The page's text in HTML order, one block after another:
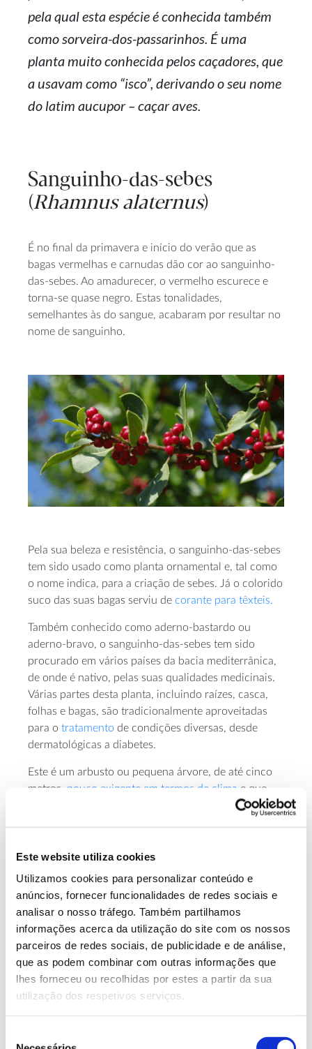
Este website utiliza cookies
Utilizamos cookies para personalizar conteúdo e
anúncios, fornecer funcionalidades de redes sociais e
analisar o nosso tráfego. Também partilhamos
informações acerca da utilização do site com os nossos
parceiros de redes sociais, de publicidade e de análise,
que as podem combinar com outras informações que
lhes forneceu ou recolhidas por estes a partir da sua
utilização dos respetivos serviços.
pela qual esta espécie é conhecida também
como sorveira-dos-passarinhos. É uma
planta muito conhecida pelos caçadores, que
a usavam como “isco”, derivando o seu nome
do latim aucupor – caçar aves.
Sanguinho-das-sebes
(Rhamnus alaternus)
É no final da primavera e início do verão que as
bagas vermelhas e carnudas dão cor ao sanguinho-
das-sebes. Ao amadurecer, o vermelho escurece e
torna-se quase negro. Estas tonalidades,
semelhantes às do sangue, acabaram por resultar no
nome de sanguinho.
Pela sua beleza e resistência, o sanguinho-das-sebes
tem sido usado como planta ornamental e, tal como
o nome indica, para a criação de sebes. Já o colorido
suco das suas bagas serviu de corante para têxteis.
Também conhecido como aderno-bastardo ou
aderno-bravo, o sanguinho-das-sebes tem sido
procurado em vários países da bacia mediterrânica,
de onde é nativo, pelas suas qualidades medicinais.
Várias partes desta planta, incluindo raízes, casca,
folhas e bagas, são tradicionalmente aproveitadas
para o tratamento de condições diversas, desde
dermatológicas a diabetes.
Este é um arbusto ou pequena árvore, de até cinco
metros, pouco exigente em termos de clima e que
cresce em todos os tipos de solo, chegando até a
montado, embora se possa encontrar também em
algumas zonas do litoral centro-norte.
Curiosidade: a borboleta Cleópatra
(Gonepteryx cleopatra) depende do
sanguinho-das-sebes para o seuciclo de
, uma vez que na primavera as fêmeas